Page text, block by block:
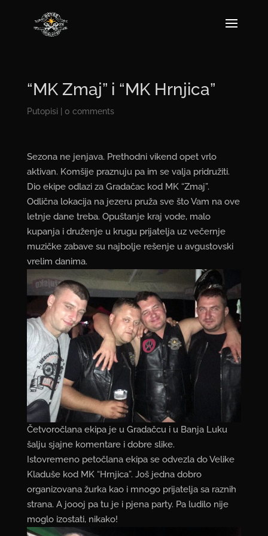
“MK Zmaj” i “MK Hrnjica”
Putopisi 0 comments
Sezona ne jenjava. Prethodni vikend opet vrlo
aktivan. Komšije praznuju pa im se valja pridružiti.
Dio ekipe odlazi za Gradačac kod MK “Zmaj”.
Odlična lokacija na jezeru pruža sve što Vam na ove
letnje dane treba. Opuštanje kraj vode, malo
kupanja i druženje u krugu prijatelja uz večernje
muzičke zabave su najbolje rešenje u avgustovski
vrelim danima.
Četvoročlana ekipa je u Gradačcu i u Banja Luku
šalju sjajne komentare i dobre slike.
Istovremeno petočlana ekipa se odvezla do Velike
Kladuše kod MK “Hrnjica”. Još jedna dobro
organizovana žurka kao i mnogo prijatelja sa raznih
strana. A joooj pa tu je i pjena party. Pa ludilo nije
moglo izostati, nikako!